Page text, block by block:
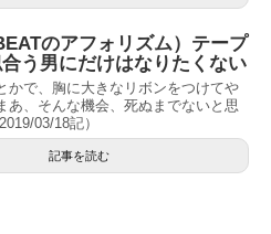
のアフォリズム）テープ
う男にだけはなりたくない
かで、胸に大きなリボンをつけてや
あ、そんな機会、死ぬまでないと思
03/18記）
記事を読む